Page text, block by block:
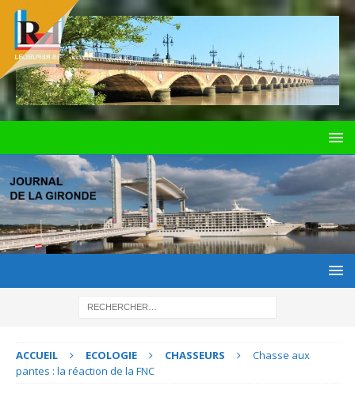
ACCUEIL ECOLOGIE CHASSEURS
Chasse aux
pantes : la réaction de la FNC